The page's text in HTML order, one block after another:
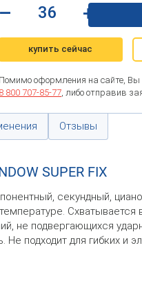
– +
купить сейчас
Помимо оформления на сайте, Вы
8 800 707-85-77 , либо отправив
Отзывы
SUPER FIX
секундный,
не подвергающихся
подходит для гибких и